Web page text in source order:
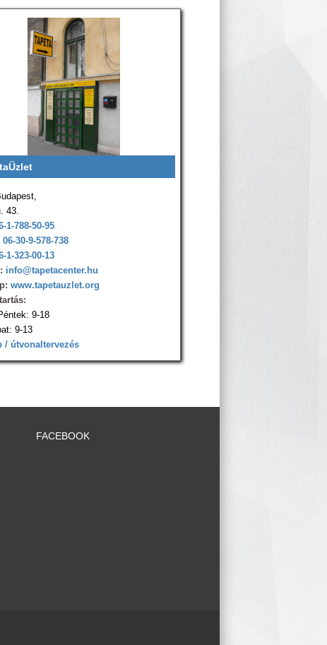
43.
1-788-50-95
06-30-9-578-738
1-323-00-13
info@tapetacenter.hu
www.tapetauzlet.org
9-18
9-13
/ útvonaltervezés
FACEBOOK